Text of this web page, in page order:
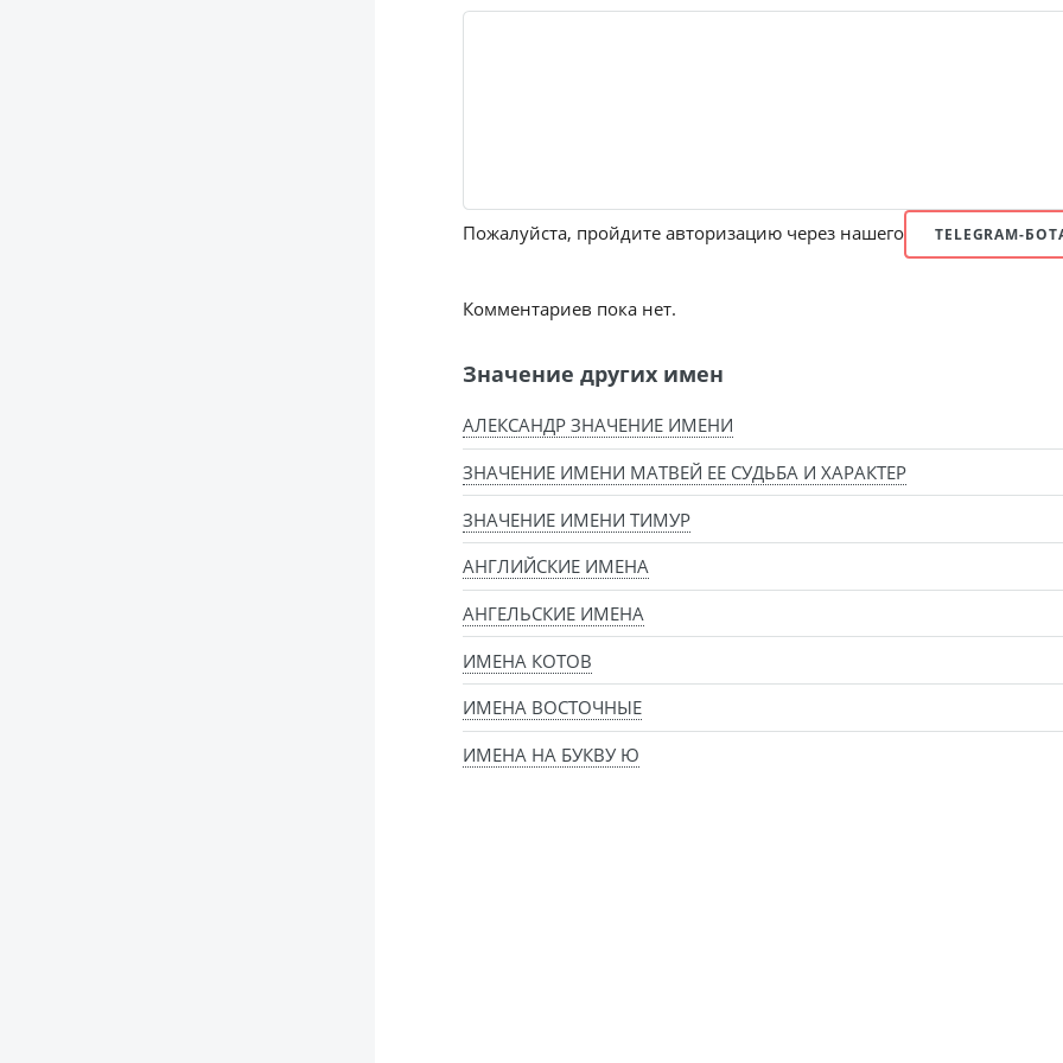
Пожалуйста, пройдите авторизацию через нашего TELEGRAM-
Комментариев пока нет.
Значение других имен
АЛЕКСАНДР ЗНАЧЕНИЕ ИМЕНИ
ЗНАЧЕНИЕ ИМЕНИ МАТВЕЙ ЕЕ СУДЬБА И ХАРАКТЕР
ЗНАЧЕНИЕ ИМЕНИ ТИМУР
АНГЛИЙСКИЕ ИМЕНА
АНГЕЛЬСКИЕ ИМЕНА
ИМЕНА КОТОВ
ИМЕНА ВОСТОЧНЫЕ
ИМЕНА НА БУКВУ Ю